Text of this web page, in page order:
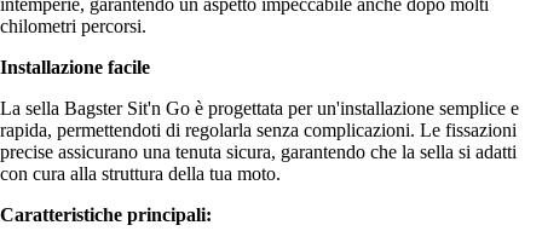
intemperie, garantendo un aspetto impeccabile anche dopo molti
chilometri percorsi.
Installazione facile
La sella Bagster Sit'n Go è progettata per un'installazione semplice e
rapida, permettendoti di regolarla senza complicazioni. Le fissazioni
precise assicurano una tenuta sicura, garantendo che la sella si adatti
con cura alla struttura della tua moto.
Caratteristiche principali: